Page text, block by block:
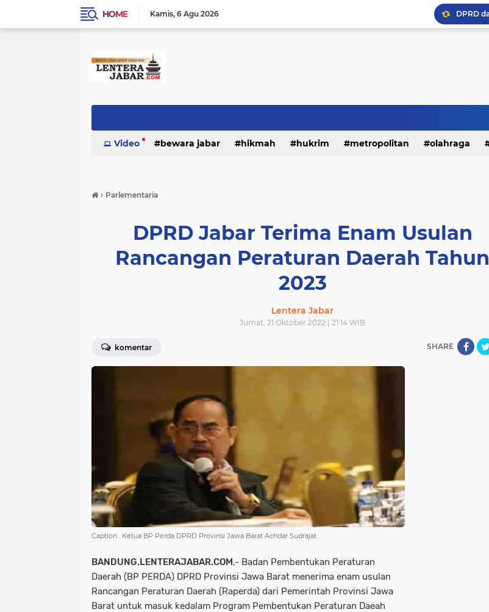
HOME Kamis 6 Agu 2026
Video bewara jabar hikmah hukrim metropolitan olahraga
› Parlementaria
DPRD Jabar Terima Enam Usulan
Rancangan Peraturan Daerah Tahun
2023
Lentera Jabar
Jumat, 21 Oktober 2022 | 21:14 WIB
komentar SHARE
Caption : Ketua BP Perda DPRD Provinsi Jawa Barat Achdar Sudrajat
BANDUNG.LENTERAJABAR.COM,- Badan Pembentukan Peraturan
Daerah (BP PERDA) DPRD Provinsi Jawa Barat menerima enam usulan
Rancangan Peraturan Daerah (Raperda) dari Pemerintah Provinsi Jawa
Barat untuk masuk kedalam Program Pembentukan Peraturan Daeah